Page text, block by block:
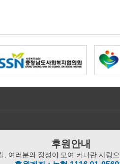
후원안내
, 여러분의 정성이 모여 커다란 사랑